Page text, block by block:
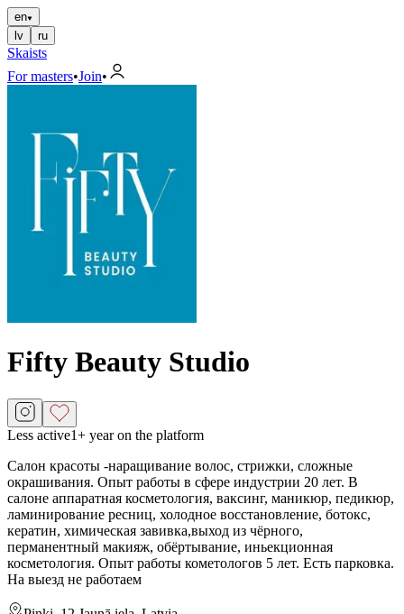
en
lv
ru
Skaists
For masters•Join•
Fifty Beauty Studio
Less active1+ year on the platform
Салон красоты -наращивание волос, стрижки, сложные
окрашивания. Опыт работы в сфере индустрии 20 лет. В
салоне аппаратная косметология, ваксинг, маникюр, педикюр,
ламинирование ресниц, холодное восстановление, ботокс,
кератин, химическая завивка,выход из чёрного,
перманентный макияж, обёртывание, иньекционная
косметология. Опыт работы кометологов 5 лет. Есть парковка.
На выезд не работаем